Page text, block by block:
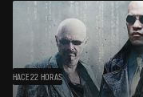
HACE 22 HORAS